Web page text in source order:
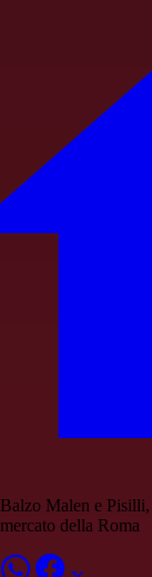
Balzo Malen e
mercato della Roma